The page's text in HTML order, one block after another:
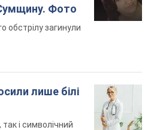
і символічний